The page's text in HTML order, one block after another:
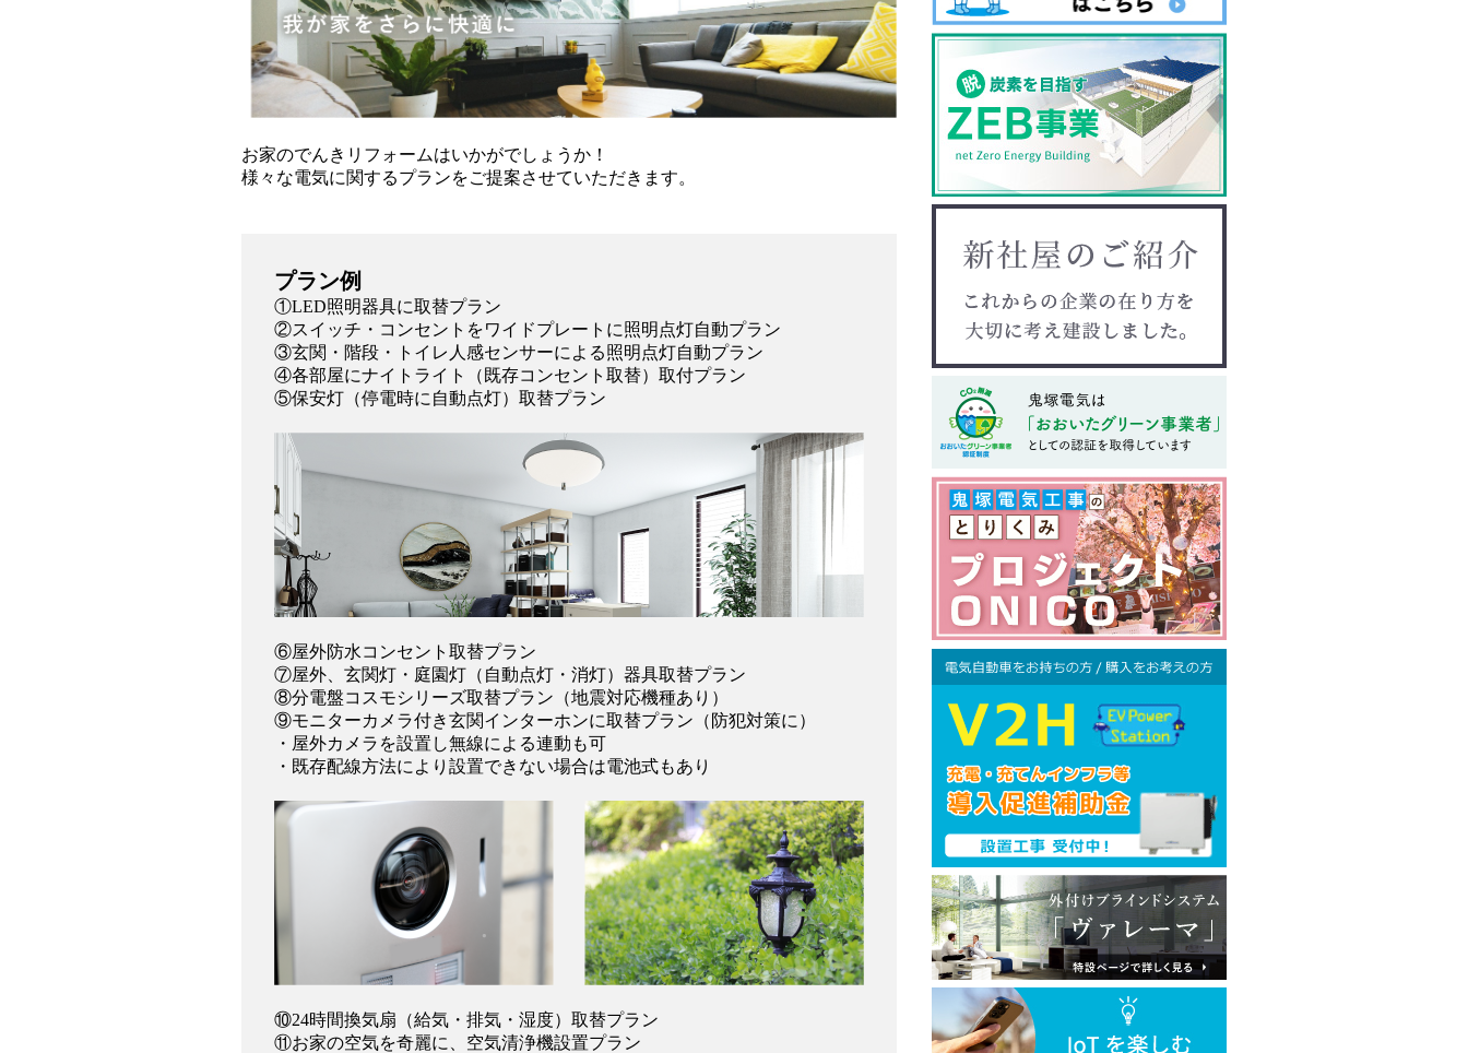
お家のでんきリフォームはいかがでしょうか！
様々な電気に関するプランをご提案させていただきます。
プラン例
①LED照明器具に取替プラン
②スイッチ・コンセントをワイドプレートに照明点灯自動プラン
③玄関・階段・トイレ人感センサーによる照明点灯自動プラン
④各部屋にナイトライト（既存コンセント取替）取付プラン
⑤保安灯（停電時に自動点灯）取替プラン
⑥屋外防水コンセント取替プラン
⑦屋外、玄関灯・庭園灯（自動点灯・消灯）器具取替プラン
⑧分電盤コスモシリーズ取替プラン（地震対応機種あり）
⑨モニターカメラ付き玄関インターホンに取替プラン（防犯対策に）
・屋外カメラを設置し無線による連動も可
・既存配線方法により設置できない場合は電池式もあり
⑩24時間換気扇（給気・排気・湿度）取替プラン
⑪お家の空気を奇麗に、空気清浄機設置プラン